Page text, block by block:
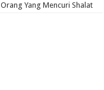
Orang Yang Mencuri Shalat